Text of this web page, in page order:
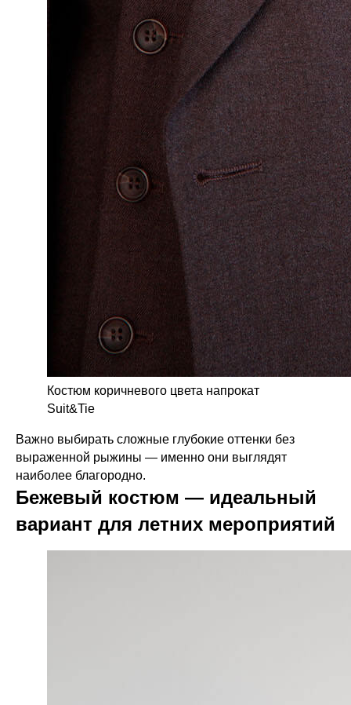
Костюм коричневого цвета напрокат
Suit&Tie
Важно выбирать сложные глубокие оттенки без
выраженной рыжины — именно они выглядят
наиболее благородно.
Бежевый костюм — идеальный
вариант для летних мероприятий